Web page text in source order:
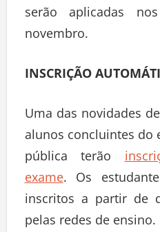
serão aplicadas
novembro.
INSCRIÇÃO
Uma das novidades
alunos concluintes do
pública terão
exame. Os
inscritos a partir de
pelas redes de ensino.